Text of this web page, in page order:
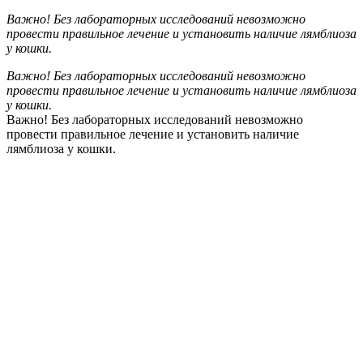
Важно! Без лабораторных исследований невозможно
провести правильное лечение и установить наличие лямблиоза
у кошки.
Важно! Без лабораторных исследований невозможно
провести правильное лечение и установить наличие лямблиоза
у кошки.
Важно! Без лабораторных исследований невозможно
провести правильное лечение и установить наличие
лямблиоза у кошки.